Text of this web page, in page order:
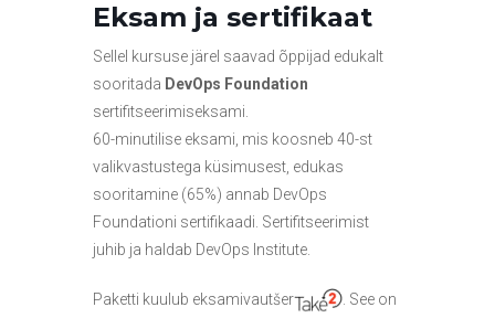
Eksam ja sertifikaat
Sellel kursuse järel saavad õppijad edukalt
sooritada DevOps Foundation
sertifitseerimiseksami.
60-minutilise eksami, mis koosneb 40-st
valikvastustega küsimusest, edukas
sooritamine (65%) annab DevOps
Foundationi sertifikaadi. Sertifitseerimist
juhib ja haldab DevOps Institute.
Paketti kuulub eksamivautšer
. See on